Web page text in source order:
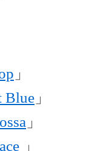
」
Blue 」
」
」